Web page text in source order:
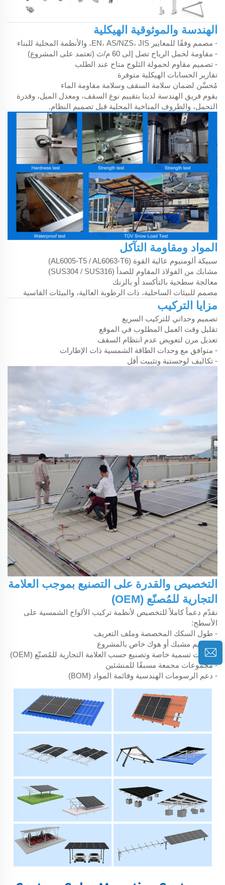
الهندسة والموثوقية الهيكلية
- مصمم وفقًا للمعايير EN، AS/NZS، JIS، والأنظمة المحلية للبناء
- مقاومة لحمل الرياح تصل إلى 60 م/ث (تعتمد على المشروع)
- تصميم مقاوم لحمولة الثلوج متاح عند الطلب
تقارير الحسابات الهيكلية متوفرة
مُحسَّن لضمان سلامة السقف وسلامة مقاومة الماء
يقوم فريق الهندسة لدينا بتقييم نوع السقف، ومعدل الميل، وقدرة
التحمل، والظروف المناخية المحلية قبل تصميم النظام.
المواد ومقاومة التآكل
سبيكة ألومنيوم عالية القوة (AL6005-T5 / AL6063-T6)
مشابك من الفولاذ المقاوم للصدأ (SUS304 / SUS316)
معالجة سطحية بالتأكسد أو بالزنك
مصمم للبيئات الساحلية، ذات الرطوبة العالية، والبيئات القاسية
مزايا التركيب
تصميم وحداتي للتركيب السريع
تقليل وقت العمل المطلوب في الموقع
تعديل مرن لتعويض عدم انتظام السقف
- متوافق مع وحدات الطاقة الشمسية ذات الإطارات
- تكاليف لوجستية وتثبيت أقل
التخصيص والقدرة على التصنيع بموجب العلامة
التجارية للمُصنّع (OEM)
نقدّم دعماً كاملاً للتخصيص لأنظمة تركيب الألواح الشمسية على
الأسطح:
- طول السكك المخصصة وملف التعريف
- تصميم مشبك أو هوك خاص بالمشروع
- عبوات تسمية خاصة وتصنيع حسب العلامة التجارية للمُصنّع (OEM)
- مجموعات مجمعة مسبقًا للمنشئين
- دعم الرسومات الهندسية وقائمة المواد (BOM)